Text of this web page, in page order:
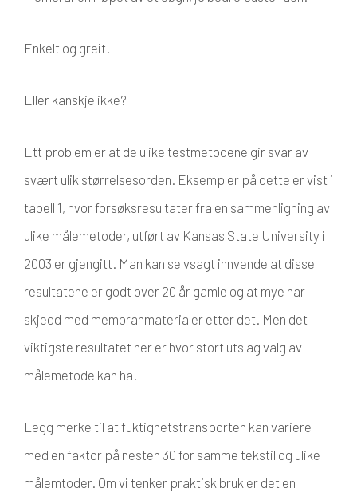
Enkelt og greit!
Eller kanskje ikke?
Ett problem er at de ulike testmetodene gir svar av
svært ulik størrelsesorden. Eksempler på dette er vist i
tabell 1, hvor forsøksresultater fra en sammenligning av
ulike målemetoder, utført av Kansas State University i
2003 er gjengitt. Man kan selvsagt innvende at disse
resultatene er godt over 20 år gamle og at mye har
skjedd med membranmaterialer etter det. Men det
viktigste resultatet her er hvor stort utslag valg av
målemetode kan ha.
Legg merke til at fuktighetstransporten kan variere
med en faktor på nesten 30 for samme tekstil og ulike
målemtoder. Om vi tenker praktisk bruk er det en